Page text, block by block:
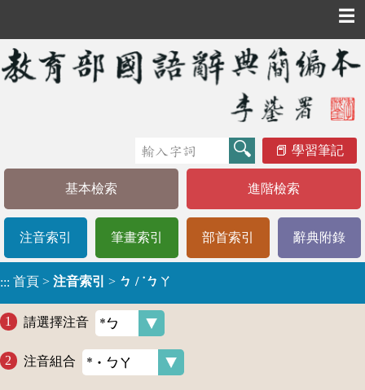
☰
學習筆記
基本檢索 進階檢索
注音索引 筆畫索引 部首索引 辭典附錄
::: 首頁 > 注音索引 > ㄅ / ˙ㄅㄚ
請選擇注音
注音組合